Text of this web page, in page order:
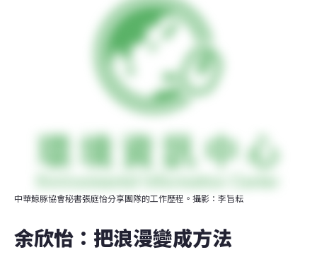
中華鯨豚協會秘書張庭怡分享團隊的工作歷程。攝影：李旨耘
余欣怡：把浪漫變成方法